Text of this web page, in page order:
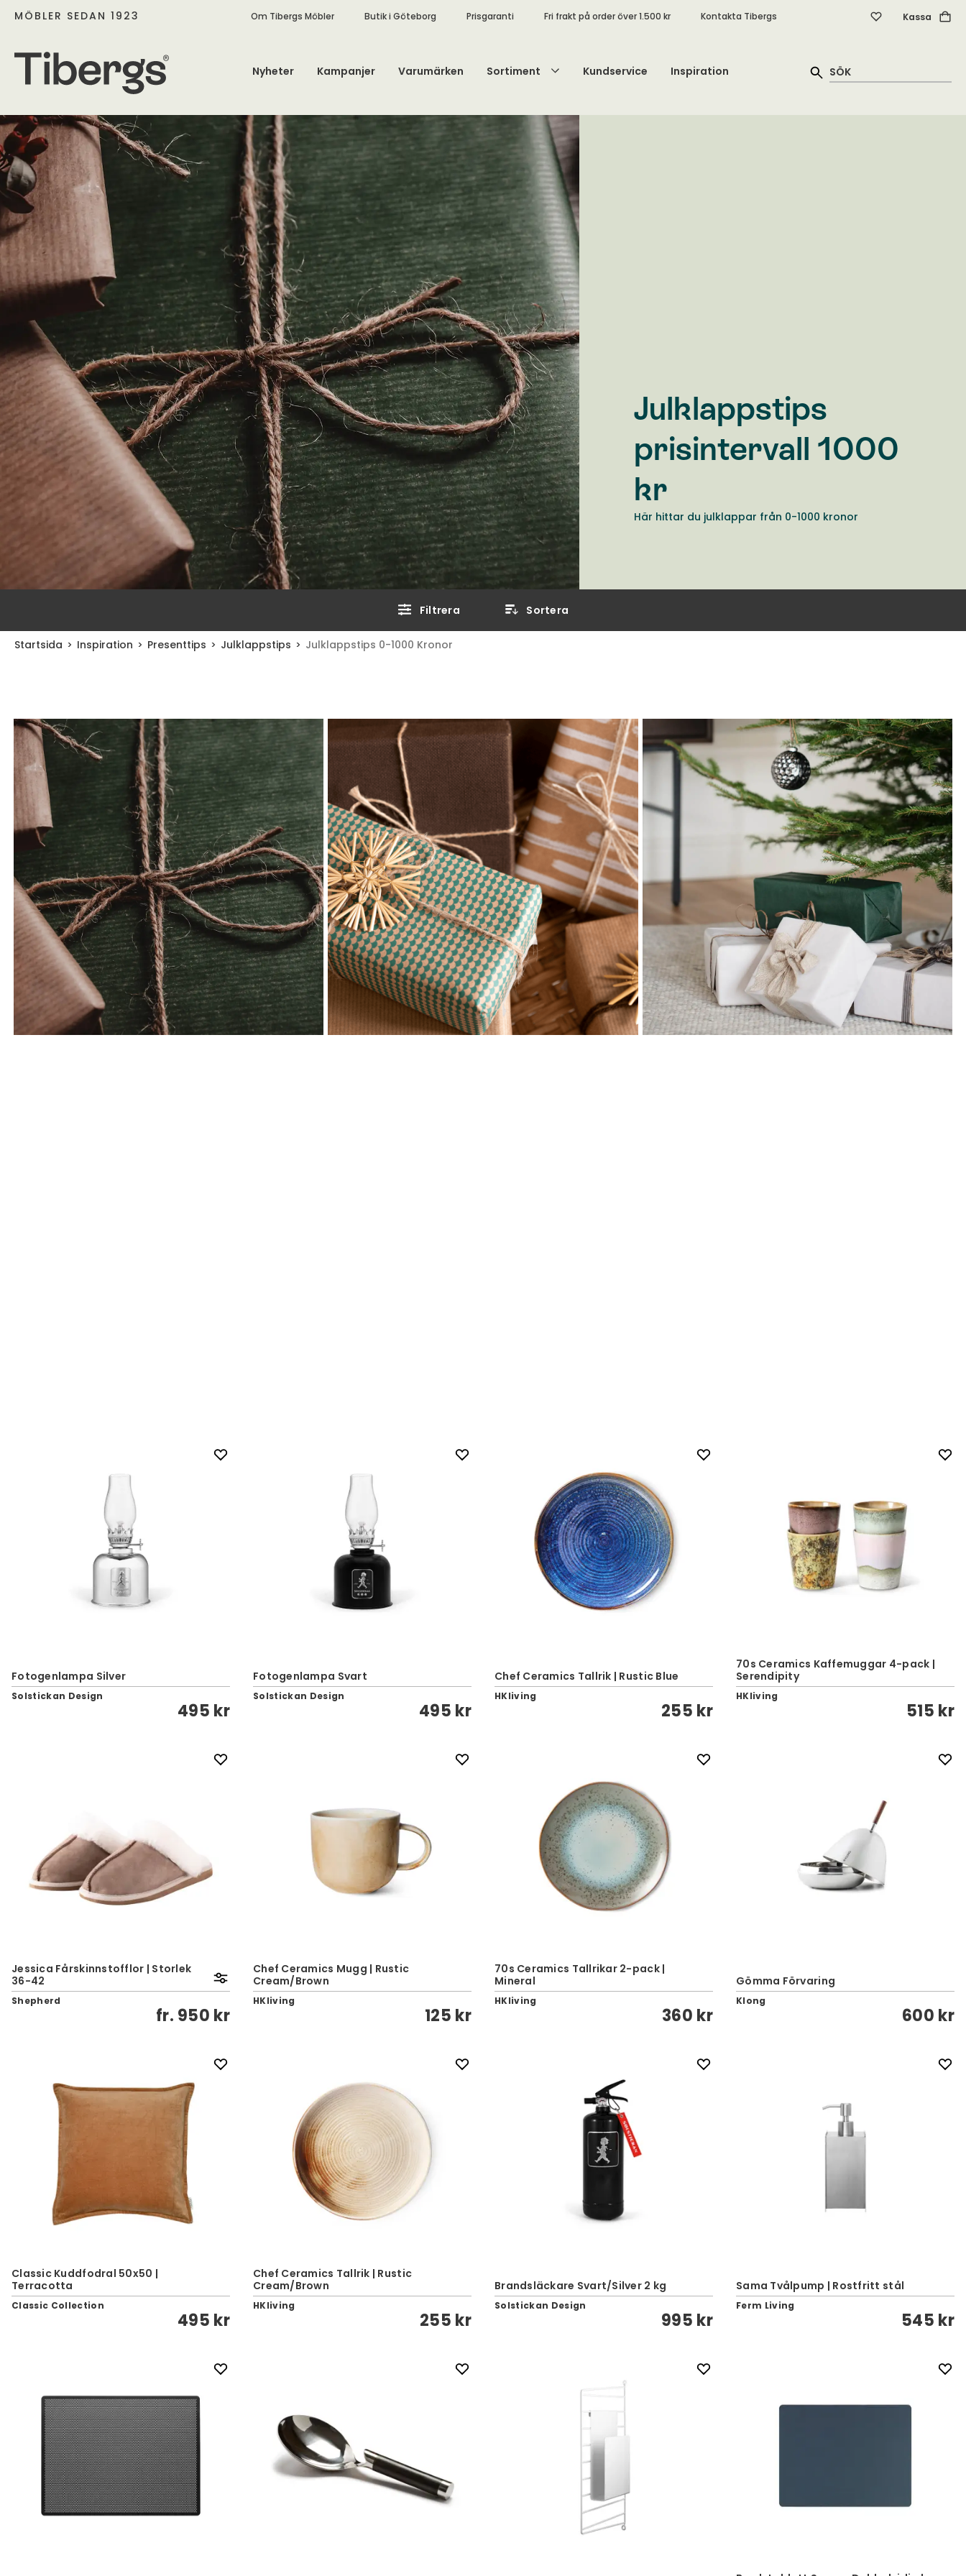
MÖBLER SEDAN 1923 Om Tibergs Möbler Butik i Göteborg Prisgaranti Fri frakt på order över 1.500 kr Kontakta Tibergs Kassa
Nyheter Kampanjer Varumärken Sortiment Kundservice Inspiration
Julklappstips
prisintervall 1000
kr
Här hittar du julklappar från 0-1000 kronor
Filtrera Sortera
Startsida Inspiration Presenttips Julklappstips Julklappstips 0-1000 Kronor
Fotogenlampa Silver
Solstickan Design
495 kr
Fotogenlampa Svart
Solstickan Design
495 kr
Chef Ceramics Tallrik | Rustic Blue
HKliving
255 kr
70s Ceramics Kaffemuggar 4-pack |
Serendipity
HKliving
515 kr
Jessica Fårskinnstofflor | Storlek
36-42
Shepherd
fr. 950 kr
Chef Ceramics Mugg | Rustic
Cream/Brown
HKliving
125 kr
70s Ceramics Tallrikar 2-pack |
Mineral
HKliving
360 kr
Gömma Förvaring
Klong
600 kr
Classic Kuddfodral 50x50 |
Terracotta
Classic Collection
495 kr
Chef Ceramics Tallrik | Rustic
Cream/Brown
HKliving
255 kr
Brandsläckare Svart/Silver 2 kg
Solstickan Design
995 kr
Sama Tvålpump | Rostfritt stål
Ferm Living
545 kr